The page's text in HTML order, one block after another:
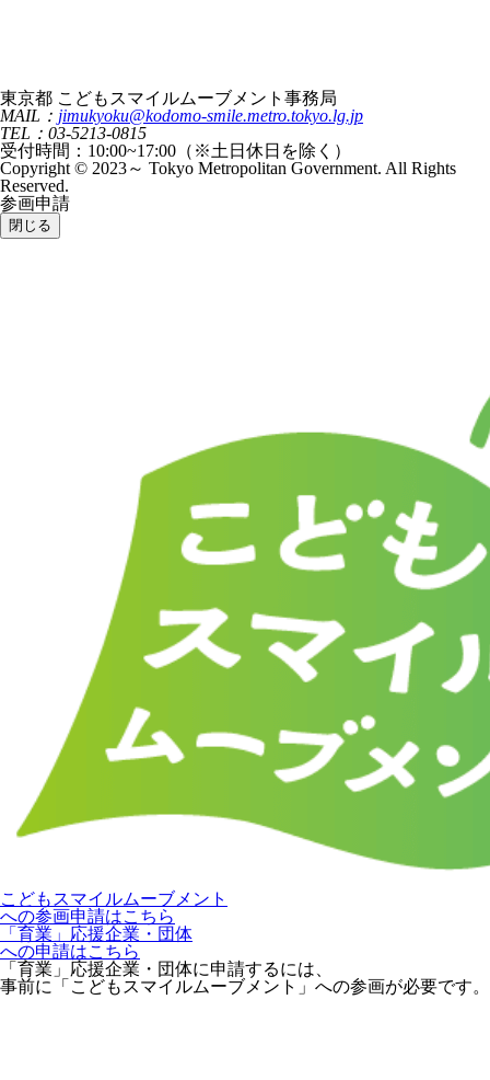
東京都 こどもスマイルムーブメント事務局
MAIL： jimukyoku@kodomo-smile.metro.tokyo.lg.jp
TEL：03-5213-0815
受付時間：10:00~17:00（※土日休日を除く）
Copyright © 2023～ Tokyo Metropolitan Government. All Rights
Reserved.
参画申請
閉じる
こどもスマイルムーブメント
への参画申請はこちら
「育業」応援企業・団体
への申請はこちら
「育業」応援企業・団体に申請するには、
事前に「こどもスマイルムーブメント」への参画が必要です。